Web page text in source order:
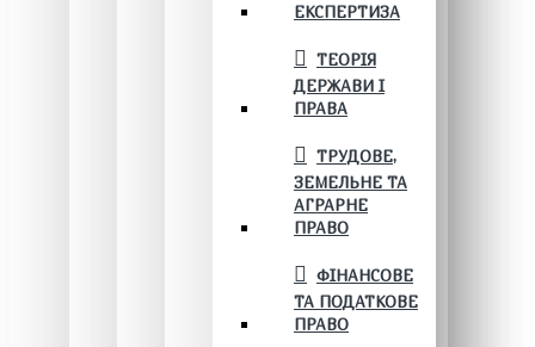
ЕКСПЕРТИЗА
ТЕОРІЯ
ДЕРЖАВИ І
ПРАВА
ТРУДОВЕ,
ЗЕМЕЛЬНЕ ТА
АГРАРНЕ
ПРАВО
ФІНАНСОВЕ
ТА ПОДАТКОВЕ
ПРАВО